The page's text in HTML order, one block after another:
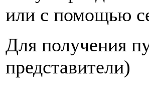
или с помощью
Для получения
представители)